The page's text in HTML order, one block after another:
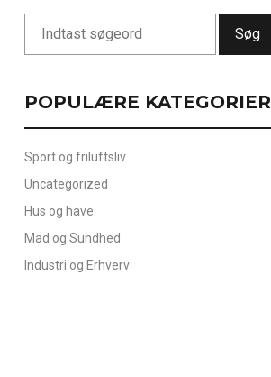
Søg
POPULÆRE KATEGORIER
Sport og friluftsliv
Uncategorized
Hus og have
Mad og Sundhed
Industri og Erhverv